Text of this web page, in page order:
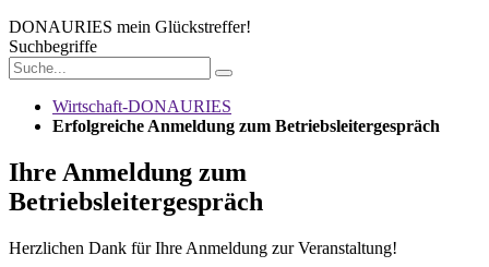
DONAURIES mein Glückstreffer!
Suchbegriffe
Wirtschaft-DONAURIES
Erfolgreiche Anmeldung zum Betriebsleitergespräch
Ihre Anmeldung zum
Betriebsleitergespräch
Herzlichen Dank für Ihre Anmeldung zur Veranstaltung!